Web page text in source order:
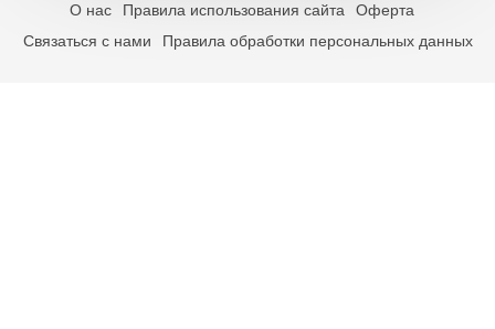
О нас Правила использования сайта
Оферта
Связаться с нами
Правила обработки персональных данных